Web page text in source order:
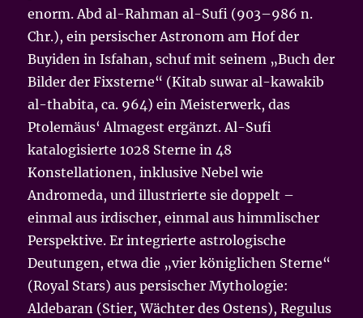
enorm. Abd al-Rahman al-Sufi (903–986 n.
Chr.), ein persischer Astronom am Hof der
Buyiden in Isfahan, schuf mit seinem „Buch der
Bilder der Fixsterne“ (Kitab suwar al-kawakib
al-thabita, ca. 964) ein Meisterwerk, das
Ptolemäus‘ Almagest ergänzt. Al-Sufi
katalogisierte 1028 Sterne in 48
Konstellationen, inklusive Nebel wie
Andromeda, und illustrierte sie doppelt –
einmal aus irdischer, einmal aus himmlischer
Perspektive. Er integrierte astrologische
Deutungen, etwa die „vier königlichen Sterne“
(Royal Stars) aus persischer Mythologie:
Aldebaran (Stier, Wächter des Ostens), Regulus